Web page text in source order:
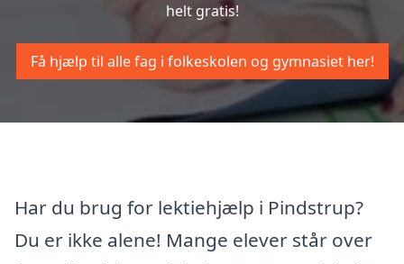
helt gratis!
Få hjælp til alle fag i folkeskolen og gymnasiet her!
Har du brug for lektiehjælp i Pindstrup?
Du er ikke alene! Mange elever står over